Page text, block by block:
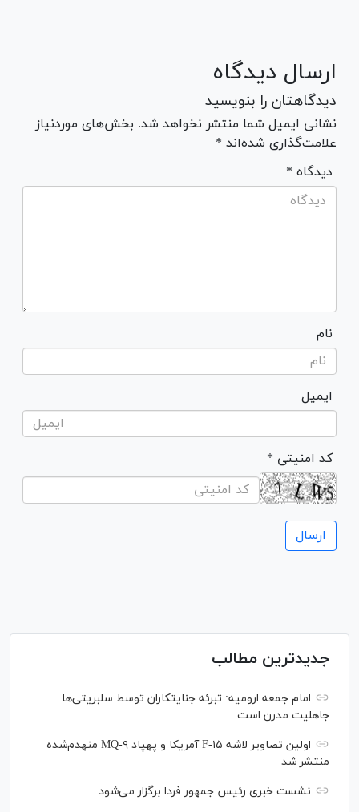
ارسال دیدگاه
دیدگاهتان را بنویسید
نشانی ایمیل شما منتشر نخواهد شد. بخش‌های موردنیاز
علامت‌گذاری شده‌اند *
* دیدگاه
نام
ایمیل
* کد امنیتی
جدیدترین مطالب
امام جمعه ارومیه: تبرئه جنایتکاران توسط سلبریتی‌ها
جاهلیت مدرن است
اولین تصاویر لاشه F-۱۵ آمریکا و پهپاد MQ-۹ منهدم‌شده
منتشر شد
نشست خبری رئیس‌ جمهور فردا برگزار می‌شود